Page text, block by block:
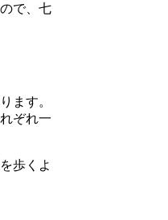
で、七
ます。
ぞれ一
歩くよ